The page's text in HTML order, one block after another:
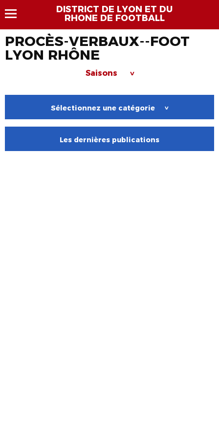
DISTRICT DE LYON ET DU
RHONE DE FOOTBALL
PROCÈS-VERBAUX--FOOT
LYON RHÔNE
Saisons >
Sélectionnez une catégorie >
Les dernières publications